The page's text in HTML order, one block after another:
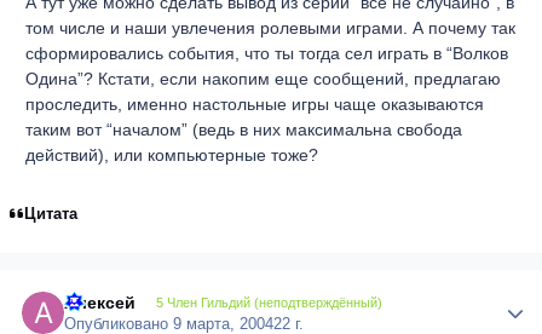
том числе и наши увлечения ролевыми играми. А почему так
сформировались события, что ты тогда сел играть в “Волков
Одина”? Кстати, если накопим еще сообщений, предлагаю
проследить, именно настольные игры чаще оказываются
таким вот “началом” (ведь в них максимальна свобода
действий), или компьютерные тоже?
Цитата
Алексей 5 Член Гильдий (неподтверждённый)
Опубликовано9 марта, 200422 г.